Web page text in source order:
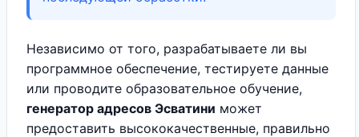
Независимо от того, разрабатываете ли вы
программное обеспечение, тестируете данные
или проводите образовательное обучение,
генератор адресов Эсватини может
предоставить высококачественные, правильно